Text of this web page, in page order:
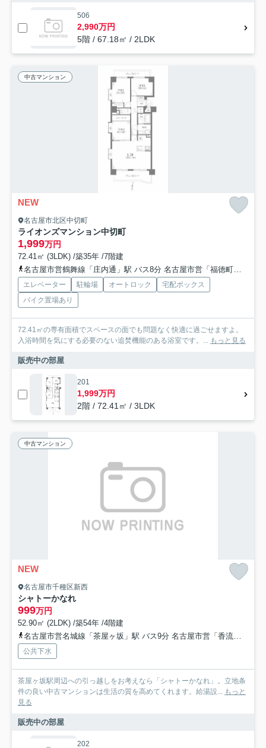
506
2,990万円
5階 / 67.18㎡ / 2LDK
中古マンション
NEW
名古屋市北区中切町
ライオンズマンション中切町
1,999万円
72.41㎡ (3LDK) /築35年 /7階建
名古屋市営鶴舞線「庄内通」駅 バス8分 名古屋市営「福徳町」 停歩5分
エレベーター 駐輪場 オートロック
宅配ボックス
バイク置場あり
72.41㎡の専有面積でスペースの面でも問題なく快適に過ごせますよ。
入浴時間を気にする必要のない追焚機能のある浴室です。... もっと見る
販売中の部屋
201
1,999万円
2階 / 72.41㎡ / 3LDK
中古マンション
NEW
名古屋市千種区新西
シャトーかなれ
999万円
52.90㎡ (2LDK) /築54年 /4階建
名古屋市営名城線「茶屋ヶ坂」駅 バス9分 名古屋市営「香流橋」 停歩6分
公共下水
茶屋ヶ坂駅周辺への引っ越しをお考えなら「シャトーかなれ」。立地条
件の良い中古マンションは生活の質を高めてくれます。給湯設... もっと
見る
販売中の部屋
202